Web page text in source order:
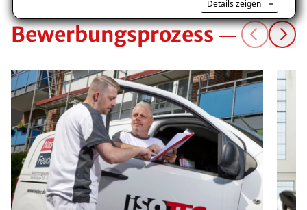
Details zeigen
Bewerbungsprozess